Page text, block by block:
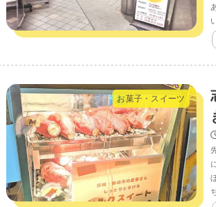
お菓子・スイーツ